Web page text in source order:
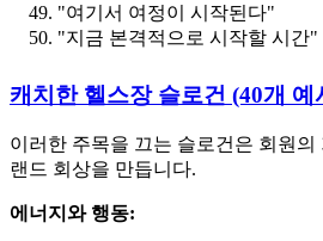
"여기서 여정이 시작된다"
"지금 본격적으로 시작할 시간"
캐치한 헬스장 슬로건 (40개 예
이러한 주목을 끄는 슬로건은 회원의
랜드 회상을 만듭니다.
에너지와 행동: